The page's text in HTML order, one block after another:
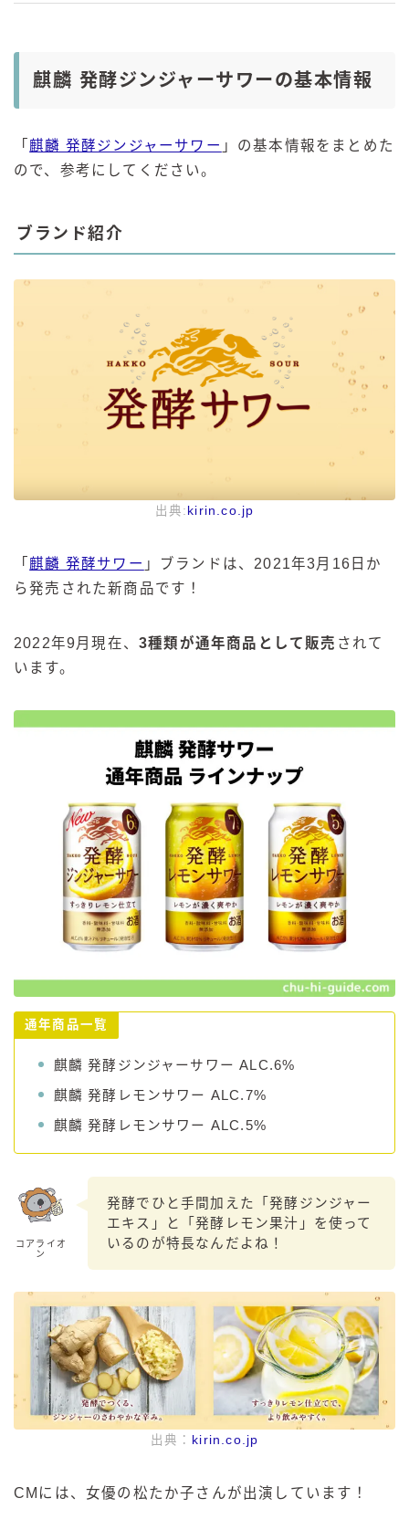
麒麟 発酵ジンジャーサワーの基本情報
「 麒麟 発酵ジンジャーサワー 」の基本情報をまとめた
ので、参考にしてください。
ブランド紹介
出典: kirin.co.jp
「麒麟 発酵サワー 」ブランドは、2021年3月16日か
ら発売された新商品です！
2022年9月現在、 3種類が通年商品として販売 されて
います。
通年商品一覧
麒麟 発酵ジンジャーサワー ALC.6%
麒麟 発酵レモンサワー ALC.7%
麒麟 発酵レモンサワー ALC.5%
コアライオ
ン
発酵でひと手間加えた「発酵ジンジャー
エキス」と「発酵レモン果汁」を使って
いるのが特長なんだよね！
出典： kirin.co.jp
CMには、女優の松たか子さんが出演しています！